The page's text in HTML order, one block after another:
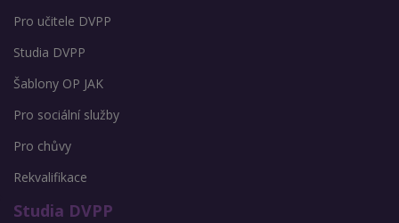
Pro učitele DVPP
Studia DVPP
Šablony OP JAK
Pro sociální služby
Pro chůvy
Rekvalifikace
Studia DVPP